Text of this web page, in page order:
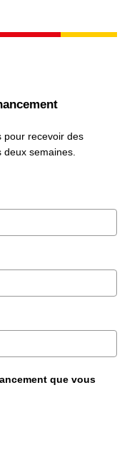
pour recevoir des
deux semaines.
que vous